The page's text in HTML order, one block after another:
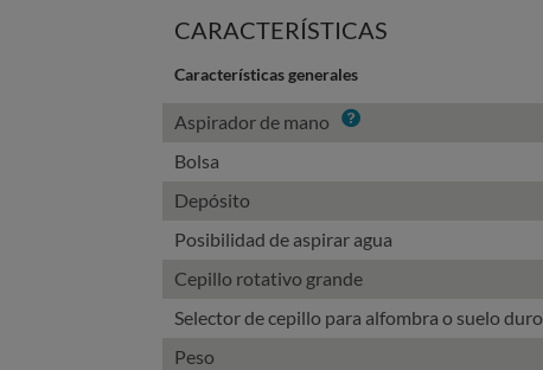
CARACTERÍSTICAS
Características generales
Aspirador de mano Info
Bolsa
Depósito
Posibilidad de aspirar agua
Cepillo rotativo grande
Selector de cepillo para alfombra o suelo duro
Peso